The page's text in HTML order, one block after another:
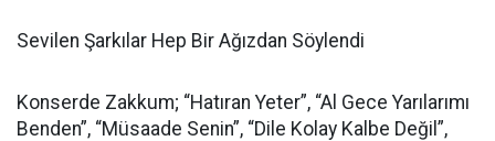
Sevilen Şarkılar Hep Bir Ağızdan Söylendi
Konserde Zakkum; “Hatıran Yeter”, “Al Gece Yarılarımı
Benden”, “Müsaade Senin”, “Dile Kolay Kalbe Değil”,